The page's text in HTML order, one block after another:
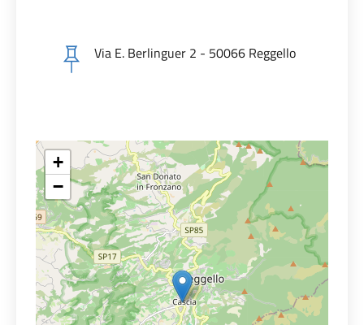
Via E. Berlinguer 2 - 50066 Reggello
+
−